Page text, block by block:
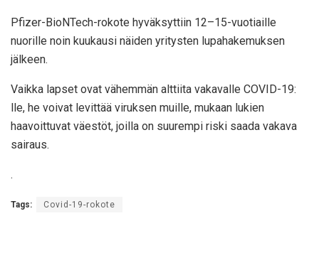
Pfizer-BioNTech-rokote hyväksyttiin 12–15-vuotiaille
nuorille noin kuukausi näiden yritysten lupahakemuksen
jälkeen.
Vaikka lapset ovat vähemmän alttiita vakavalle COVID-19:
lle, he voivat levittää viruksen muille, mukaan lukien
haavoittuvat väestöt, joilla on suurempi riski saada vakava
sairaus.
.
Tags: Covid-19-rokote